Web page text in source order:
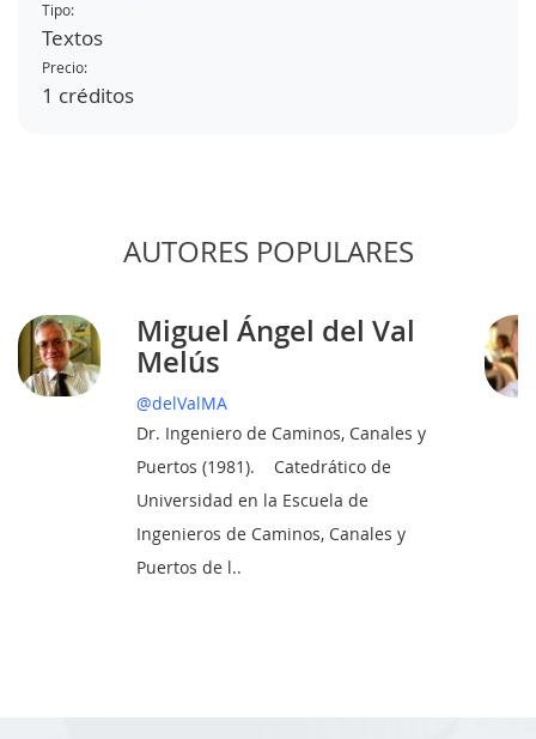
Tipo:
Textos
Precio:
1 créditos
AUTORES POPULARES
Miguel Ángel del Val
Melús
@delValMA
Dr. Ingeniero de Caminos, Canales y
Puertos (1981). Catedrático de
Universidad en la Escuela de
Ingenieros de Caminos, Canales y
Puertos de l..